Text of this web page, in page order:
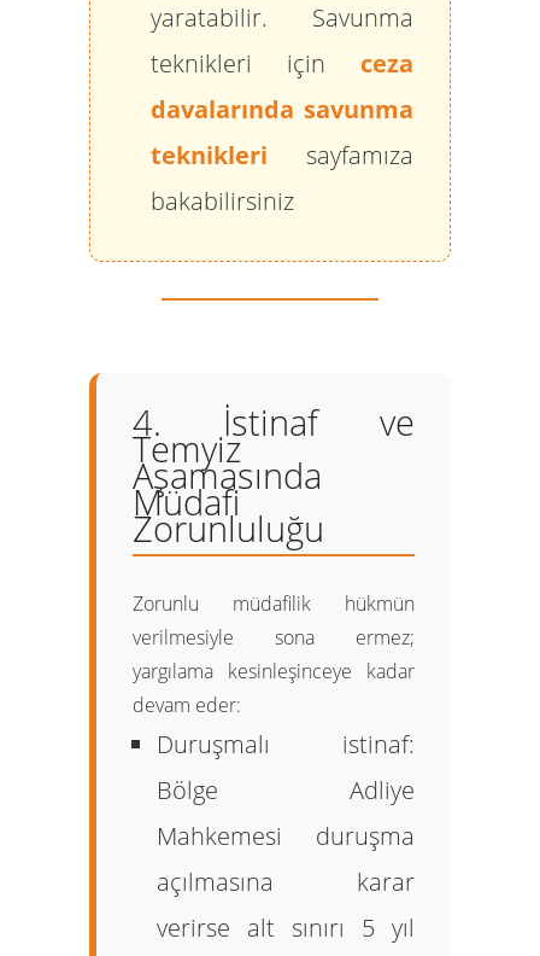
yaratabilir. Savunma
teknikleri için ceza
davalarında savunma
teknikleri sayfamıza
bakabilirsiniz
4. İstinaf ve
Temyiz
Aşamasında
Müdafi
Zorunluluğu
Zorunlu müdafilik hükmün
verilmesiyle sona ermez;
yargılama kesinleşinceye kadar
devam eder:
Duruşmalı istinaf:
Bölge Adliye
Mahkemesi duruşma
açılmasına karar
verirse alt sınırı 5 yıl